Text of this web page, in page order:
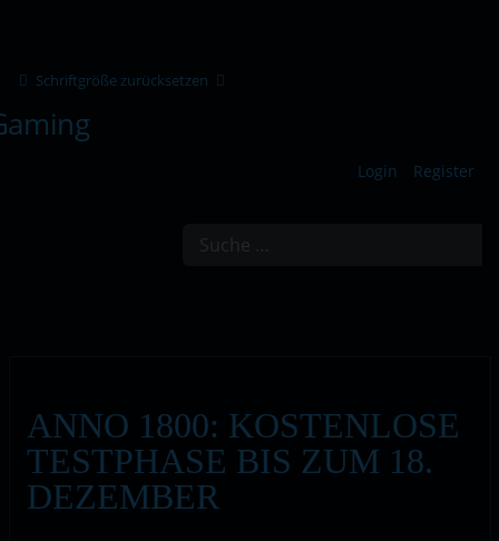
Schriftgröße zurücksetzen
Login Register
ANNO 1800: KOSTENLOSE
TESTPHASE BIS ZUM 18.
DEZEMBER